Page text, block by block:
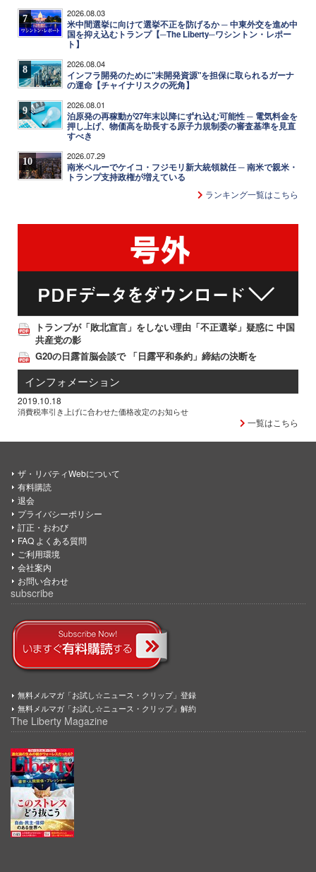
7 2026.08.03
米中間選挙に向けて選挙不正を防げるか ─ 中東外交を進め中
国を抑え込むトランプ【─The Liberty─ワシントン・レポー
ト】
8 2026.08.04
インフラ開発のために"未開発資源"を担保に取られるガーナ
の運命【チャイナリスクの死角】
9 2026.08.01
泊原発の再稼動が27年末以降にずれ込む可能性 ─ 電気料金を
押し上げ、物価高を助長する原子力規制委の審査基準を見直
すべき
10 2026.07.29
南米ペルーでケイコ・フジモリ新大統領就任 ─ 南米で親米・
トランプ支持政権が増えている
ランキング一覧はこちら
トランプが「敗北宣言」をしない理由「不正選挙」疑惑に 中国
共産党の影
G20の日露首脳会談で 「日露平和条約」締結の決断を
インフォメーション
2019.10.18
消費税率引き上げに合わせた価格改定のお知らせ
一覧はこちら
ザ・リバティWebについて
有料購読
退会
プライバシーポリシー
訂正・おわび
FAQ よくある質問
ご利用環境
会社案内
お問い合わせ
subscribe
無料メルマガ「お試し☆ニュース・クリップ」登録
無料メルマガ「お試し☆ニュース・クリップ」解約
The Liberty Magazine